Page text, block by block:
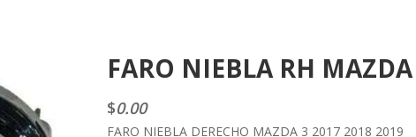
FARO NIEBLA RH
$0.00
FARO NIEBLA DERECHO MAZDA 3 2017 2018 2019